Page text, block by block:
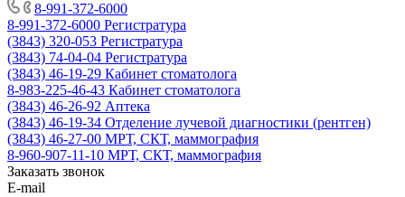
8-991-372-6000
8-991-372-6000 Регистратура
(3843) 320-053 Регистратура
(3843) 74-04-04 Регистратура
(3843) 46-19-29 Кабинет стоматолога
8-983-225-46-43 Кабинет стоматолога
(3843) 46-26-92 Аптека
(3843) 46-19-34 Отделение лучевой диагностики (рентген)
(3843) 46-27-00 МРТ, СКТ, маммография
8-960-907-11-10 МРТ, СКТ, маммография
Заказать звонок
E-mail